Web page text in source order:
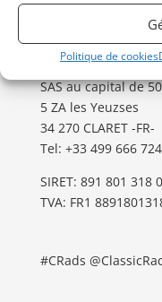
Politique de cookies
Classic Racing
Classic Racing
SAS au capital de
5 ZA les Yeuzses
34 270 CLARET -FR-
Tel: ‭+33 499 666 724‬
SIRET: 891 801 318
TVA: FR1
#CRads